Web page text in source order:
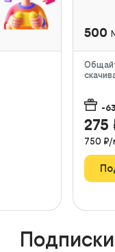
500
-63
275
750 ₽/